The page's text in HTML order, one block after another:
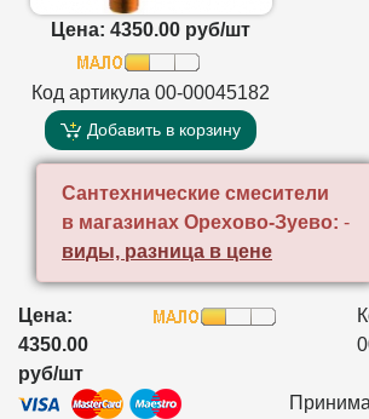
Цена: 4350.00 руб/шт
Код артикула 00-00045182
Добавить в корзину
Сантехнические смесители
в магазинах Орехово-Зуево: -
виды, разница в цене
Цена:
4350.00
руб/шт